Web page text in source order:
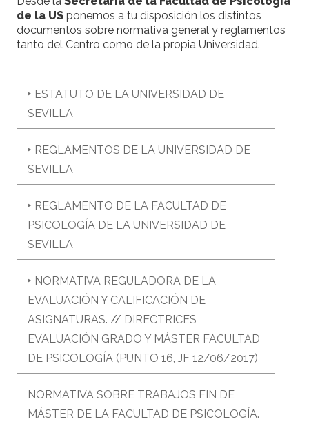
de la US ponemos a tu disposición los distintos
documentos sobre normativa general y reglamentos
tanto del Centro como de la propia Universidad.
‣ ESTATUTO DE LA UNIVERSIDAD DE
SEVILLA
‣ REGLAMENTOS DE LA UNIVERSIDAD DE
SEVILLA
‣ REGLAMENTO DE LA FACULTAD DE
PSICOLOGÍA DE LA UNIVERSIDAD DE
SEVILLA
‣ NORMATIVA REGULADORA DE LA
EVALUACIÓN Y CALIFICACIÓN DE
ASIGNATURAS. // DIRECTRICES
EVALUACIÓN GRADO Y MÁSTER FACULTAD
DE PSICOLOGÍA (PUNTO 16, JF 12/06/2017)
NORMATIVA SOBRE TRABAJOS FIN DE
MÁSTER DE LA FACULTAD DE PSICOLOGÍA.